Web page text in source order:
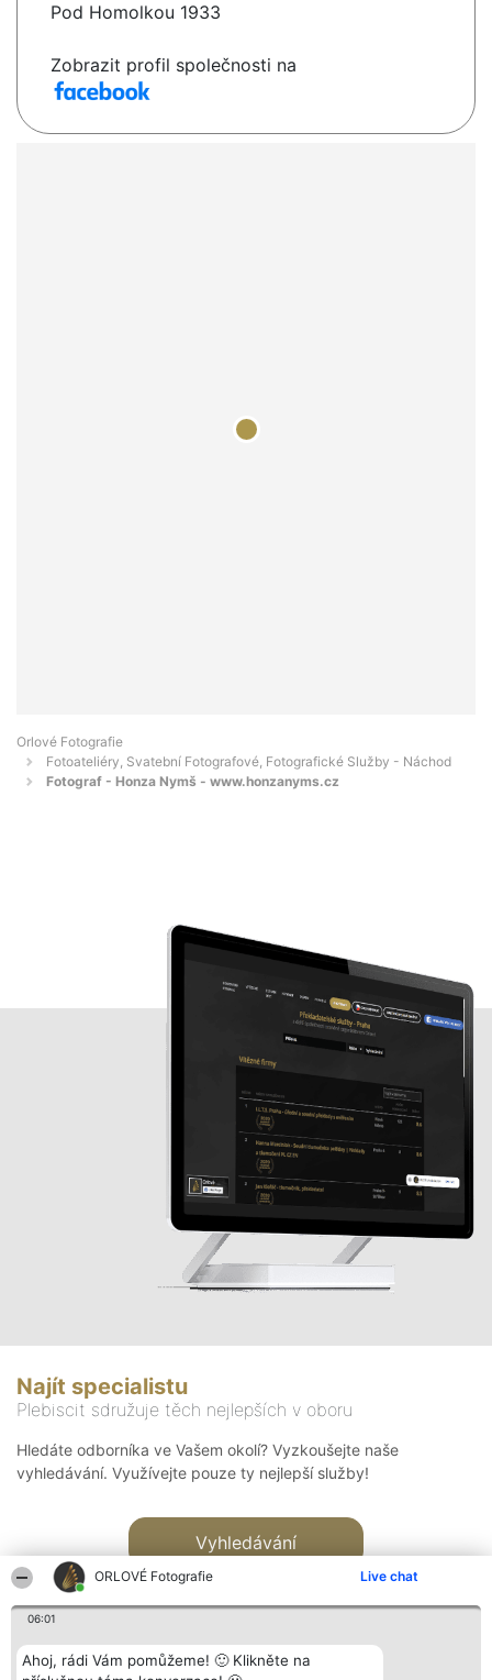
ORLOVÉ Fotografie Live chat
06:01
Ahoj, rádi Vám pomůžeme! 🙂 Klikněte na
Pod Homolkou 1933
Zobrazit profil společnosti na
Orlové Fotografie
Fotoateliéry, Svatební Fotografové, Fotografické Služby - Náchod
Fotograf - Honza Nymš - www.honzanyms.cz
Najít specialistu
Plebiscit sdružuje těch nejlepších v oboru
Hledáte odborníka ve Vašem okolí? Vyzkoušejte naše
vyhledávání. Využívejte pouze ty nejlepší služby!
Vyhledávání